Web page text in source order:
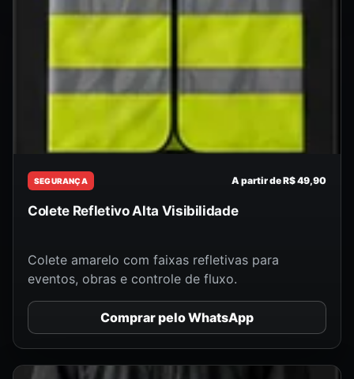
SEGURANÇA A partir de R$ 49,90
Colete Refletivo Alta Visibilidade
Colete amarelo com faixas refletivas para
eventos, obras e controle de fluxo.
Comprar pelo WhatsApp